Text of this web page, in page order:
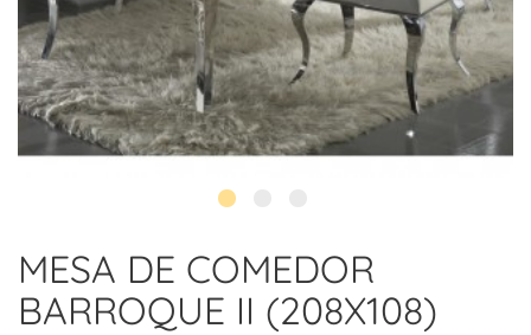
MESA DE COMEDOR
BARROQUE II (208X108)